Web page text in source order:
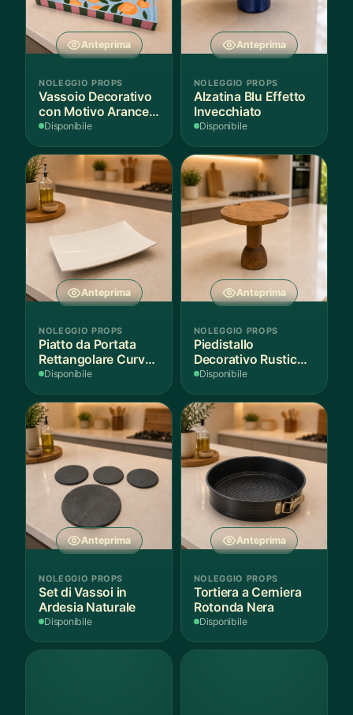
Anteprima
NOLEGGIO PROPS
Vassoio Decorativo
con Motivo Arance e
Foglie
Disponibile
Anteprima
NOLEGGIO PROPS
Alzatina Blu Effetto
Invecchiato
Disponibile
Anteprima
NOLEGGIO PROPS
Piatto da Portata
Rettangolare Curvo
Bianco
Disponibile
Anteprima
NOLEGGIO PROPS
Piedistallo
Decorativo Rustico
in Legno
Disponibile
Anteprima
NOLEGGIO PROPS
Set di Vassoi in
Ardesia Naturale
Disponibile
Anteprima
NOLEGGIO PROPS
Tortiera a Cerniera
Rotonda Nera
Disponibile